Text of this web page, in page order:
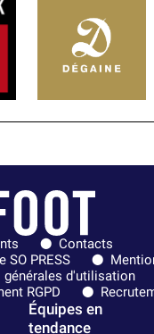
Contacts
SO PRESS
générales d'utilisation
RGPD
Équipes en
tendance